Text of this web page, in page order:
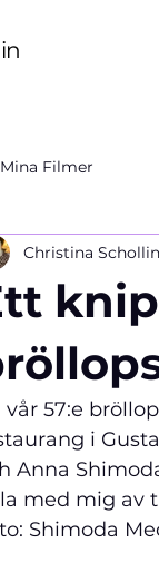
Mina Filmer
Christina Schollin
vår 57:e
i
Anna
med mig av
Shimoda